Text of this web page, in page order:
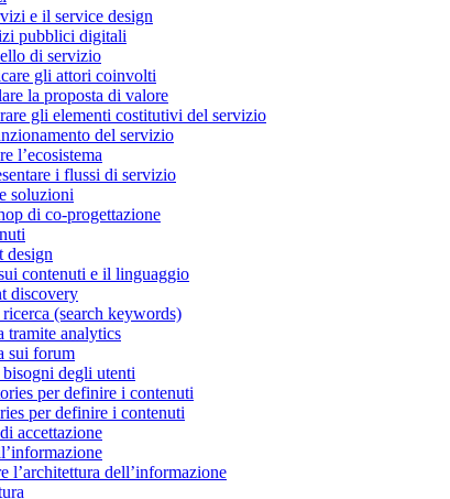
e il service design
pubblici digitali
di servizio
gli attori coinvolti
la proposta di valore
gli elementi costitutivi del servizio
del servizio
l’ecosistema
i flussi di servizio
soluzioni
di co-progettazione
design
contenuti e il linguaggio
discovery
(search keywords)
tramite analytics
sui forum
degli utenti
per definire i contenuti
per definire i contenuti
accettazione
l’architettura dell’informazione